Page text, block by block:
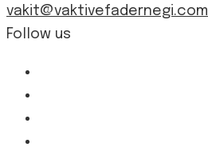
vakit@vaktivefadernegi.com
Follow us